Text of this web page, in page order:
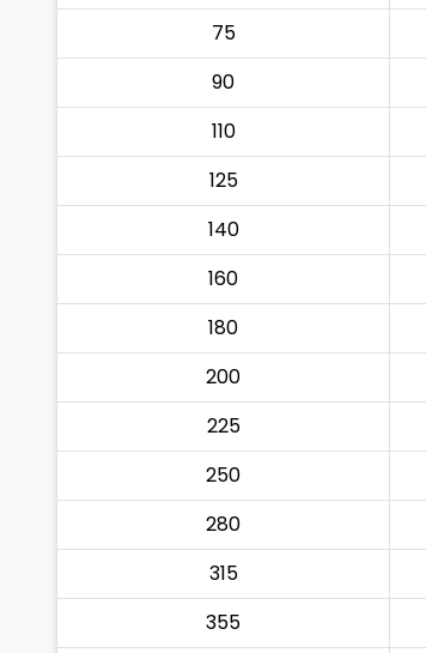
75
90
110
125
140
160
180
200
225
250
280
315
355